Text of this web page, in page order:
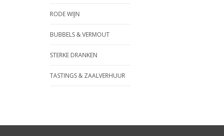
RODE WIJN
BUBBELS & VERMOUT
STERKE DRANKEN
TASTINGS & ZAALVERHUUR